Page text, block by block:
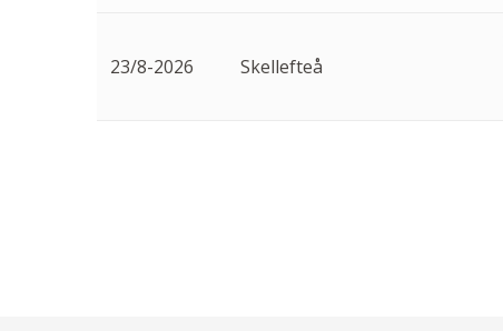
23/8-2026 Skellefteå